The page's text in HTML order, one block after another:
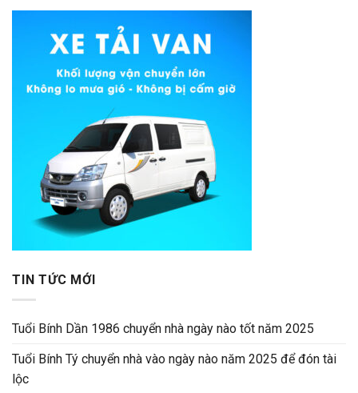
TIN TỨC MỚI
Tuổi Bính Dần 1986 chuyển nhà ngày nào tốt năm 2025
Tuổi Bính Tý chuyển nhà vào ngày nào năm 2025 để đón tài
lộc